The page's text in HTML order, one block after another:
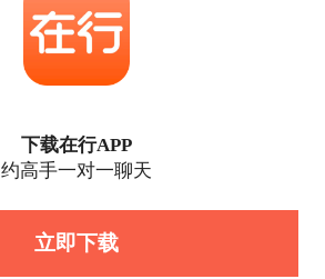
下载在行APP
约高手一对一聊天
立即下载